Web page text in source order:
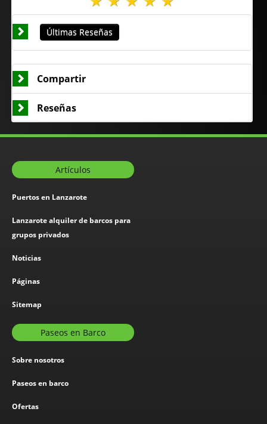
Últimas Reseñas
Compartir
Reseñas
Artículos
Puertos en Lanzarote
Lanzarote alquiler de barcos para
grupos privados
Noticias
Páginas
Sitemap
Paseos en Barco
Sobre nosotros
Paseos en barco
Ofertas